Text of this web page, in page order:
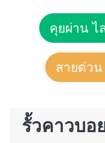
คุยผ่าน ไ
สายด่ว
รั้วคาวบอ